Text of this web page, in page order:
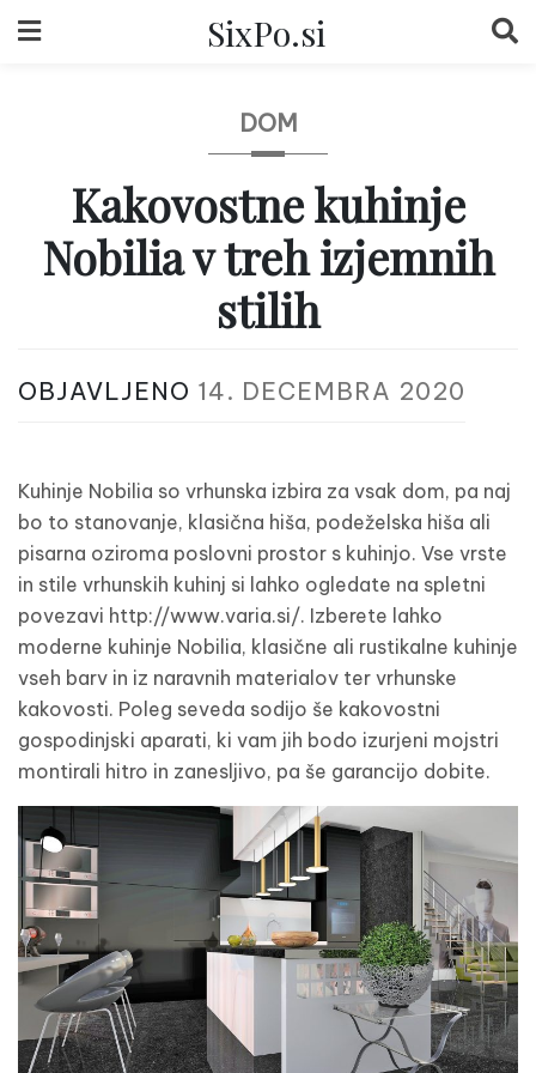
to
SixPo.si
DOM
Kakovostne kuhinje
Nobilia v treh izjemnih
stilih
OBJAVLJENO 14. DECEMBRA 2020
Kuhinje Nobilia so vrhunska izbira za vsak dom, pa naj
bo to stanovanje, klasična hiša, podeželska hiša ali
pisarna oziroma poslovni prostor s kuhinjo. Vse vrste
in stile vrhunskih kuhinj si lahko ogledate na spletni
povezavi http://www.varia.si/. Izberete lahko
moderne kuhinje Nobilia, klasične ali rustikalne kuhinje
vseh barv in iz naravnih materialov ter vrhunske
kakovosti. Poleg seveda sodijo še kakovostni
gospodinjski aparati, ki vam jih bodo izurjeni mojstri
montirali hitro in zanesljivo, pa še garancijo dobite.